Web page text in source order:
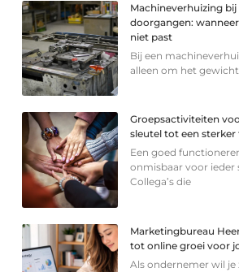
Machineverhuizing
doorgangen:
niet past
Bij een
alleen om het
Groepsactiviteiten
sleutel tot een sterker
Een goed
onmisbaar voor ieder
Collega’s die
Marketingbureau
tot online groei voor
Als ondernemer wil